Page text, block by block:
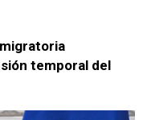
temporal del